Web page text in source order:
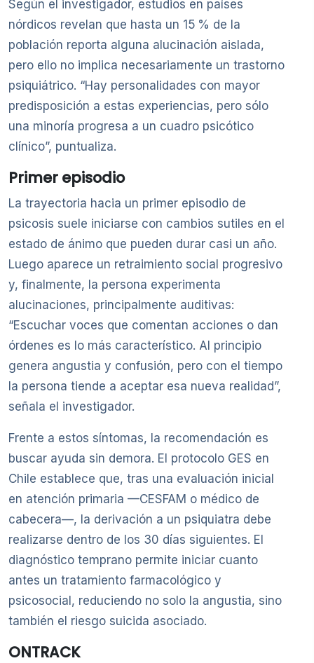
Según el investigador, estudios en países
nórdicos revelan que hasta un 15 % de la
población reporta alguna alucinación aislada,
pero ello no implica necesariamente un trastorno
psiquiátrico. “Hay personalidades con mayor
predisposición a estas experiencias, pero sólo
una minoría progresa a un cuadro psicótico
clínico”, puntualiza.
Primer episodio
La trayectoria hacia un primer episodio de
psicosis suele iniciarse con cambios sutiles en el
estado de ánimo que pueden durar casi un año.
Luego aparece un retraimiento social progresivo
y, finalmente, la persona experimenta
alucinaciones, principalmente auditivas:
“Escuchar voces que comentan acciones o dan
órdenes es lo más característico. Al principio
genera angustia y confusión, pero con el tiempo
la persona tiende a aceptar esa nueva realidad”,
señala el investigador.
Frente a estos síntomas, la recomendación es
buscar ayuda sin demora. El protocolo GES en
Chile establece que, tras una evaluación inicial
en atención primaria —CESFAM o médico de
cabecera—, la derivación a un psiquiatra debe
realizarse dentro de los 30 días siguientes. El
diagnóstico temprano permite iniciar cuanto
antes un tratamiento farmacológico y
psicosocial, reduciendo no solo la angustia, sino
también el riesgo suicida asociado.
ONTRACK